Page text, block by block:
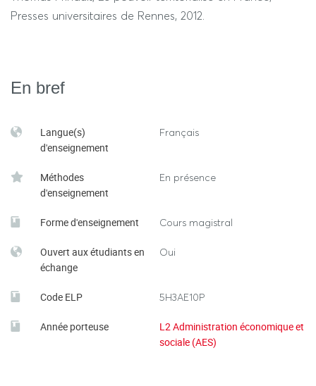
Presses universitaires de Rennes, 2012.
En bref
Langue(s)
d'enseignement
Français
Méthodes
d'enseignement
En présence
Forme d'enseignement Cours magistral
Ouvert aux étudiants en
échange
Oui
Code ELP 5H3AE10P
Année porteuse
L2 Administration économique et
sociale (AES)